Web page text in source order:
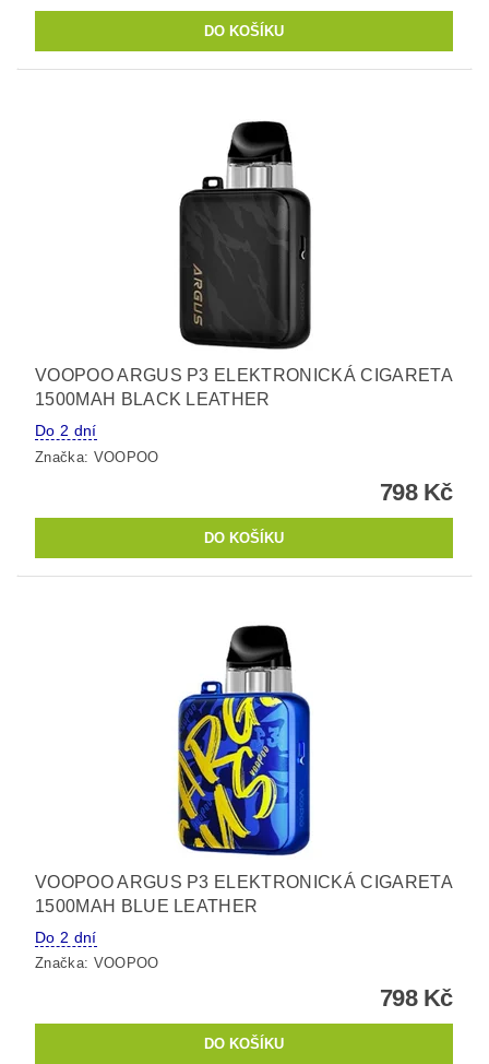
VOOPOO ARGUS P3 ELEKTRONICKÁ CIGARETA
1500MAH BLACK LEATHER
Do 2 dní
Značka: VOOPOO
798 Kč
VOOPOO ARGUS P3 ELEKTRONICKÁ CIGARETA
1500MAH BLUE LEATHER
Do 2 dní
Značka: VOOPOO
798 Kč